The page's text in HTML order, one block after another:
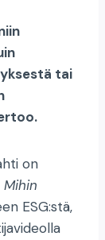
tai
on
Mihin
ESG:stä,